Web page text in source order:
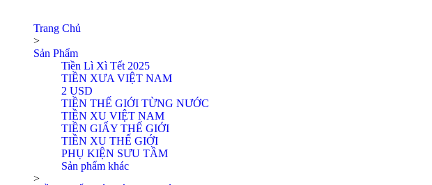
Trang Chủ
>
Sản Phẩm
Tiền Lì Xì Tết 2025
TIỀN XƯA VIỆT NAM
2 USD
TIỀN THẾ GIỚI TỪNG NƯỚC
TIỀN XU VIỆT NAM
TIỀN GIẤY THẾ GIỚI
TIỀN XU THẾ GIỚI
PHỤ KIỆN SƯU TẦM
Sản phẩm khác
>